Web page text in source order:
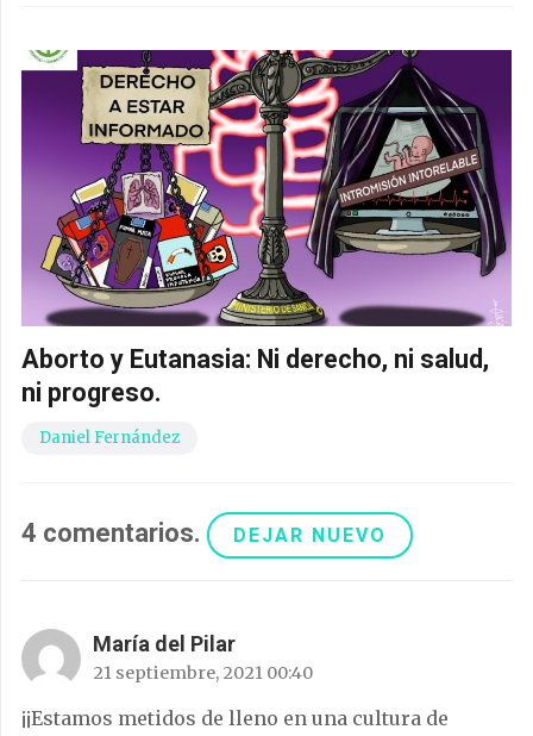
Aborto y Eutanasia: Ni derecho, ni salud,
ni progreso.
Daniel Fernández
4 comentarios. DEJAR NUEVO
María del Pilar
21 septiembre, 2021 00:40
¡¡Estamos metidos de lleno en una cultura de